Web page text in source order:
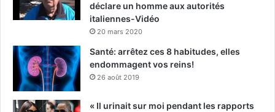
déclare un homme aux autorités
italiennes-Vidéo
20 mars 2020
Santé: arrêtez ces 8 habitudes, elles
endommagent vos reins!
26 août 2019
« Il urinait sur moi pendant les rapports